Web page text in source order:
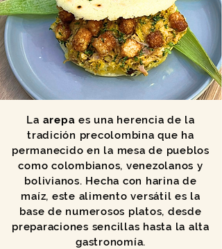
La arepa es una herencia de la
tradición precolombina que ha
permanecido en la mesa de pueblos
como colombianos, venezolanos y
bolivianos. Hecha con harina de
maíz, este alimento versátil es la
base de numerosos platos, desde
preparaciones sencillas hasta la alta
gastronomía.